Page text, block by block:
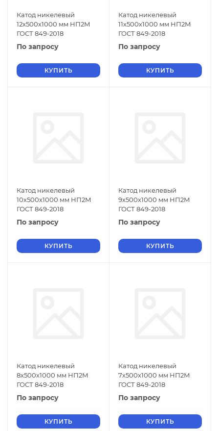
Катод никелевый
12х500х1000 мм НП2М
ГОСТ 849-2018
По запросу
КУПИТЬ
Катод никелевый
11х500х1000 мм НП2М
ГОСТ 849-2018
По запросу
КУПИТЬ
Катод никелевый
10х500х1000 мм НП2М
ГОСТ 849-2018
По запросу
КУПИТЬ
Катод никелевый
9х500х1000 мм НП2М
ГОСТ 849-2018
По запросу
КУПИТЬ
Катод никелевый
8х500х1000 мм НП2М
ГОСТ 849-2018
По запросу
КУПИТЬ
Катод никелевый
7х500х1000 мм НП2М
ГОСТ 849-2018
По запросу
КУПИТЬ